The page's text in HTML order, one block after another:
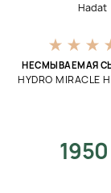
Hadat
НЕСМЫВАЕМАЯ
HYDRO MIRACLE